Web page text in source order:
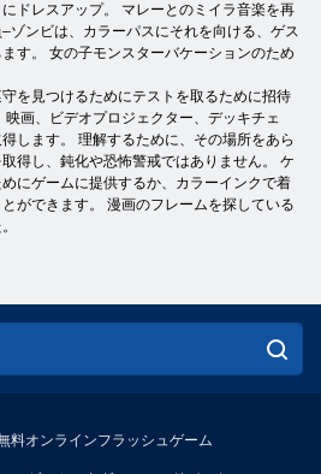
ドレスアップ。 マレーとのミイラ音楽を再
ゾンビは、カラーパスにそれを向ける、ゲス
す。 女の子モンスターバケーションのため
を見つけるためにテストを取るために招待
画、ビデオプロジェクター、デッキチェ
します。 理解するために、その場所をあら
得し、鈍化や恐怖警戒ではありません。 ケ
にゲームに提供するか、カラーインクで着
ができます。 漫画のフレームを探している
料オンラインフラッシュゲーム